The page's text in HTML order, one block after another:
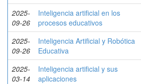
2025-
09-26
Inteligencia artificial en los
procesos educativos
2025-
09-26
Inteligencia Artificial y Robótica
Educativa
2025-
03-14
Inteligencia artificial y sus
aplicaciones